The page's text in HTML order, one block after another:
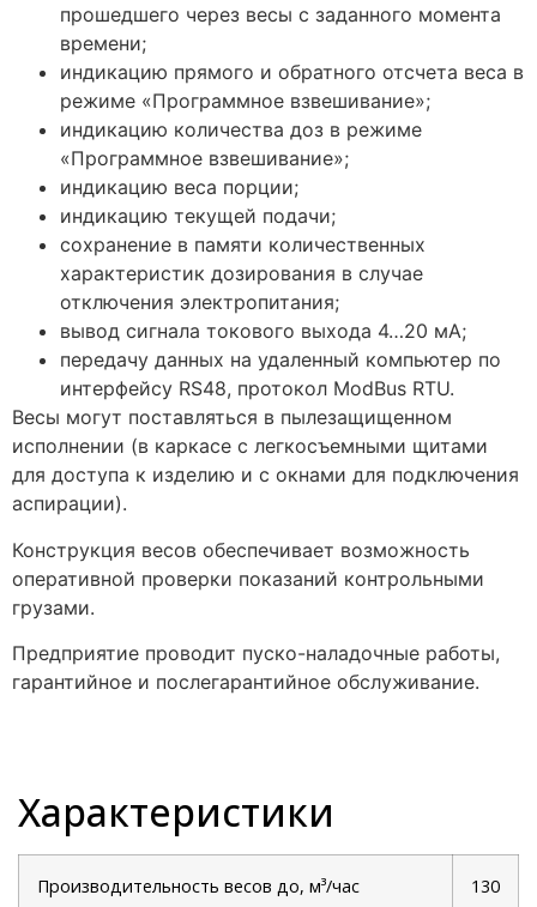
прошедшего через весы с заданного момента
времени;
индикацию прямого и обратного отсчета веса в
режиме «Программное взвешивание»;
индикацию количества доз в режиме
«Программное взвешивание»;
индикацию веса порции;
индикацию текущей подачи;
сохранение в памяти количественных
характеристик дозирования в случае
отключения электропитания;
вывод сигнала токового выхода 4…20 мА;
передачу данных на удаленный компьютер по
интерфейсу RS48, протокол ModBus RTU.
Весы могут поставляться в пылезащищенном
исполнении (в каркасе с легкосъемными щитами
для доступа к изделию и с окнами для подключения
аспирации).
Конструкция весов обеспечивает возможность
оперативной проверки показаний контрольными
грузами.
Предприятие проводит пуско-наладочные работы,
гарантийное и послегарантийное обслуживание.
Характеристики
Производительность весов до, м³/час 130